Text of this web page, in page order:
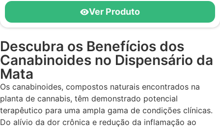
Ver Produto
Descubra os Benefícios dos
Canabinoides no Dispensário da
Mata ​
Os canabinoides, compostos naturais encontrados na
planta de cannabis, têm demonstrado potencial
terapêutico para uma ampla gama de condições clínicas.
Do alívio da dor crônica e redução da inflamação ao